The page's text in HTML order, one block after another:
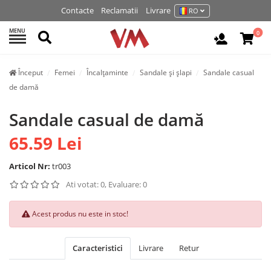
Contacte Reclamatii Livrare RO
MENU Cautati 0
Început Femei Încalțaminte Sandale și șlapi
Sandale casual
de damă
Sandale casual de damă
65.59 Lei
Articol Nr: tr003
Ati votat: 0, Evaluare: 0
Acest produs nu este in stoc!
Caracteristici Livrare Retur